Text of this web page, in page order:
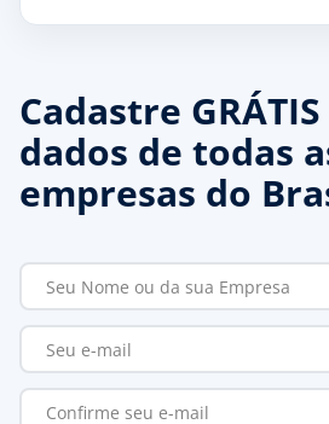
Cadastre
dados de todas
empresas do